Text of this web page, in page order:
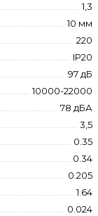
1,3
10 мм
220
IP20
97 дБ
10000-22000
78 дБА
3,5
0.35
0.34
0.205
1.64
0.024